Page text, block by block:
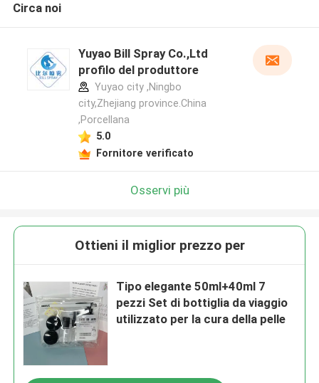
Circa noi
Yuyao Bill Spray Co.,Ltd
profilo del produttore
Yuyao city ,Ningbo
city,Zhejiang province.China
,Porcellana
5.0
Fornitore verificato
Osservi più
Ottieni il miglior prezzo per
Tipo elegante 50ml+40ml 7
pezzi Set di bottiglia da viaggio
utilizzato per la cura della pelle